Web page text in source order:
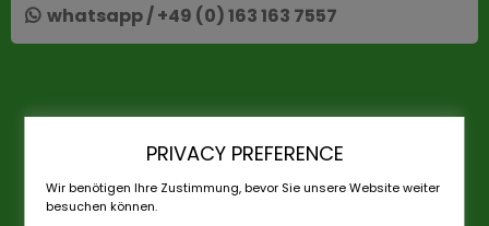
whatsapp / +49 (0) 163 163 7557
PRIVACY PREFERENCE
Wir benötigen Ihre Zustimmung, bevor Sie unsere Website weiter
besuchen können.